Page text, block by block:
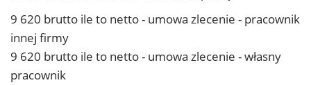
9 620 brutto ile to netto - umowa zlecenie - pracownik
innej firmy
9 620 brutto ile to netto - umowa zlecenie - własny
pracownik